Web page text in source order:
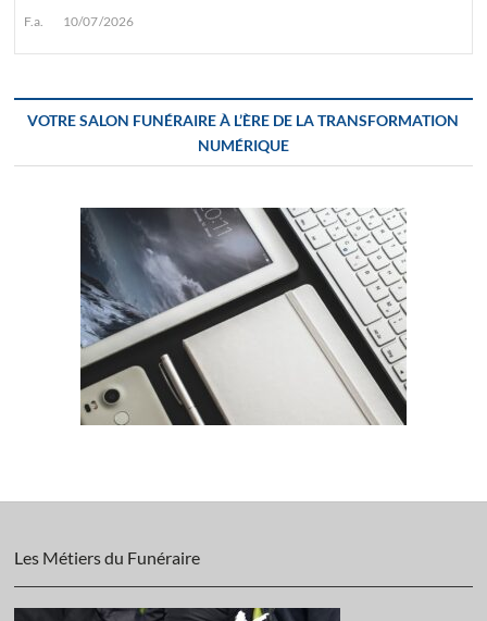
F.a. 10/07/2026
VOTRE SALON FUNÉRAIRE À L’ÈRE DE LA TRANSFORMATION
NUMÉRIQUE
Les Métiers du Funéraire